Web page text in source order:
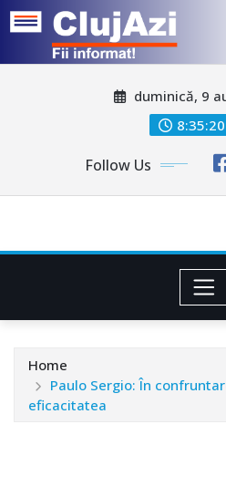
duminică, 9
Follow Us
Home
Paulo Sergio: În
eficacitatea